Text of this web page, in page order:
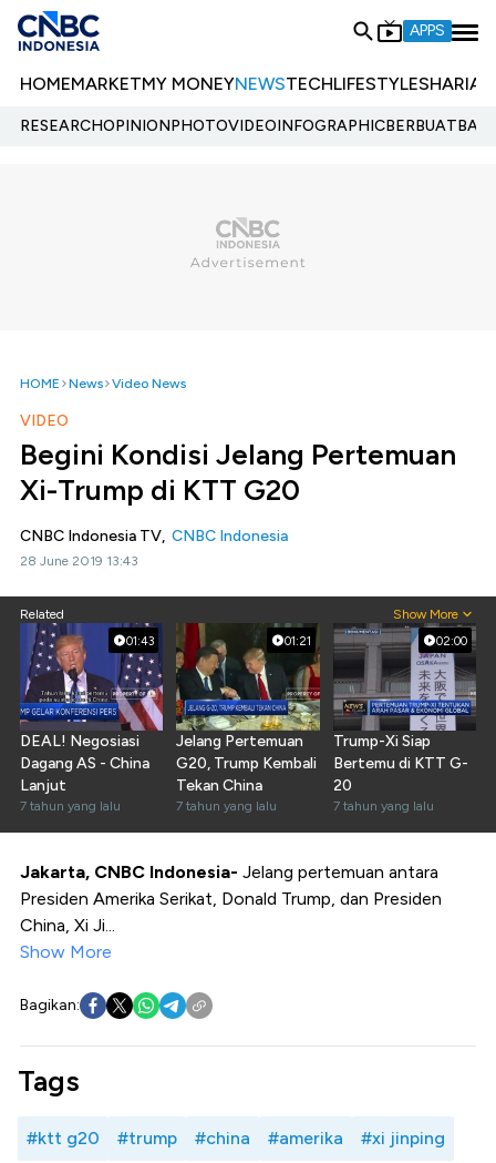
APPS
HOMEMARKETMY MONEYNEWSTECHLIFESTYLESHARIA
RESEARCHOPINIONPHOTOVIDEOINFOGRAPHIC
HOME News Video News
VIDEO
Begini Kondisi Jelang Pertemuan
Xi-Trump di KTT G20
CNBC Indonesia TV, CNBC Indonesia
28 June 2019 13:43
Related Show More
01:43
DEAL! Negosiasi
Dagang AS - China
Lanjut
7 tahun yang lalu
01:21
Jelang Pertemuan
G20, Trump Kembali
Tekan China
7 tahun yang lalu
02:00
Trump-Xi Siap
Bertemu di KTT G-
20
7 tahun yang lalu
Jakarta, CNBC Indonesia- Jelang pertemuan antara
Presiden Amerika Serikat, Donald Trump, dan Presiden
China, Xi Ji...
Show More
Bagikan:
Tags
#ktt g20 #trump #china #amerika #xi jinping